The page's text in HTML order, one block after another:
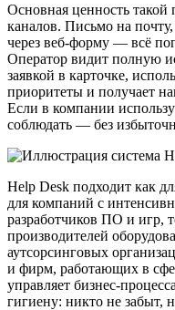
Основная ценность
каналов. Письмо на
через веб-форму — всё
Оператор видит полную
заявкой в карточке,
приоритеты и получает
Если в компании
соблюдать — без
Help Desk подходит как
для компаний с
разработчиков ПО и игр,
производителей
аутсорсинговых
и фирм, работающих в
управляет бизнес-
гигиену: никто не забыт,